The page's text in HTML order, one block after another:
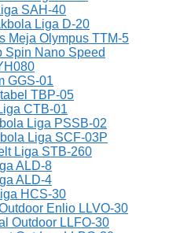
SAH-40
Liga D-20
Meja Olympus TTM-5
Spin Nano Speed
GGS-01
TBP-05
CTB-01
Liga PSSB-02
Liga SCF-03P
Liga STB-260
ALD-8
ALD-4
HCS-30
Enlio LLVO-30
Outdoor LLFO-30